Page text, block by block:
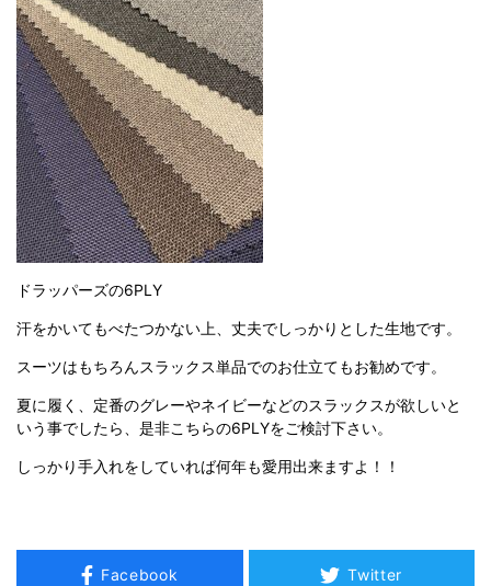
ドラッパーズの6PLY
汗をかいてもべたつかない上、丈夫でしっかりとした生地です。
スーツはもちろんスラックス単品でのお仕立てもお勧めです。
夏に履く、定番のグレーやネイビーなどのスラックスが欲しいと
いう事でしたら、是非こちらの6PLYをご検討下さい。
しっかり手入れをしていれば何年も愛用出来ますよ！！
Facebook Twitter